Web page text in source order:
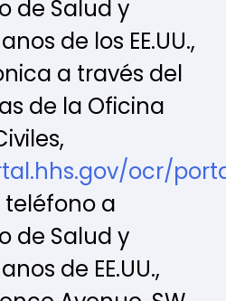
de Salud y
de los EE.UU.,
a través del
de la Oficina
ocr/
teléfono a
de Salud y
de EE.UU.,